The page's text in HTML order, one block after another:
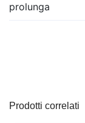
prolunga
Prodotti correlati